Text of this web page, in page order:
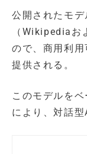
公開されたモ
（Wikipediaお
ので、商用利
提供される。
このモデルを
により、対話型